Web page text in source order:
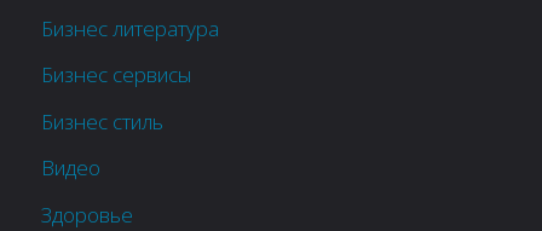
Бизнес литература
Бизнес сервисы
Бизнес стиль
Видео
Здоровье